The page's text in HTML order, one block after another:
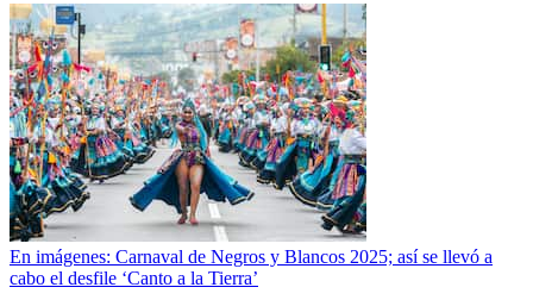
En imágenes: Carnaval de Negros y Blancos 2025; así se llevó a
cabo el desfile ‘Canto a la Tierra’